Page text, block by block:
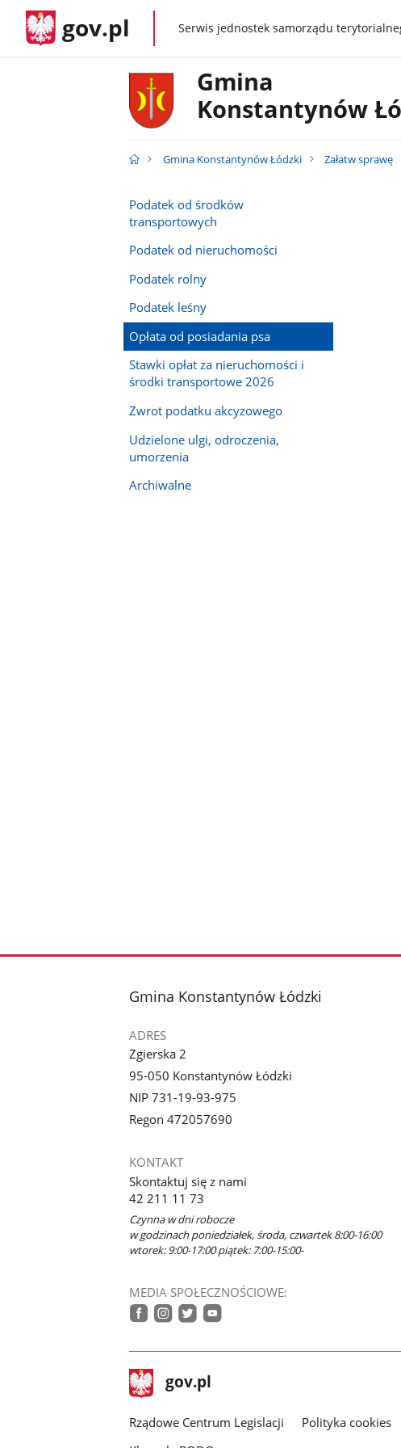
gov.pl gov.plSerwis jednostek samorządu
Gmina
Konstantynów
Gmina Konstantynów Łódzki Załatw sprawę
Podatek od środków
transportowych
Podatek od nieruchomości
Podatek rolny
Podatek leśny
Opłata od posiadania psa
Stawki opłat za nieruchomości i
środki transportowe 2026
Zwrot podatku akcyzowego
Udzielone ulgi, odroczenia,
umorzenia
Archiwalne
stopka
Gmina Konstantynów Łódzki
ADRES
Zgierska 2
95-050 Konstantynów Łódzki
NIP 731-19-93-975
Regon 472057690
KONTAKT
Skontaktuj się z nami
42 211 11 73
Czynna w dni robocze
w godzinach poniedziałek, środa, czwartek 8:00-16:00
wtorek: 9:00-17:00 piątek: 7:00-15:00-
MEDIA SPOŁECZNOŚCIOWE:
stopka
gov.pl Strona
gov.pl
Rządowe Centrum Legislacji Polityka cookies